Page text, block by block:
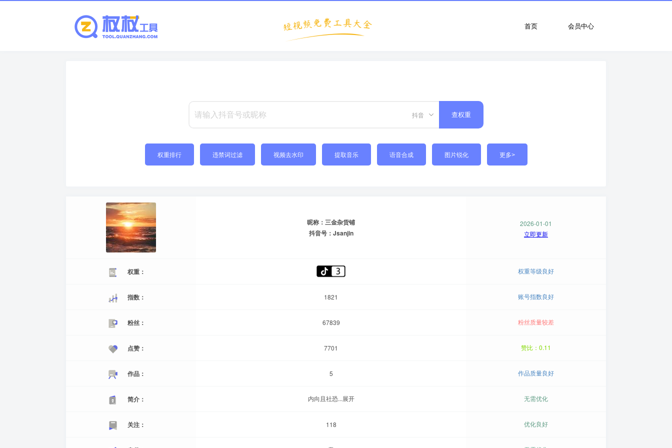
会员中心
首页
抖音 查权重
权重排行 违禁词过滤 视频去水印 提取音乐 语音合成 图片锐化 更多>
昵称：三金杂货铺
抖音号：Jsanjin
2026-01-01
立即更新
权重： 权重等级良好
指数： 1821 账号指数良好
粉丝： 67839 粉丝质量较差
点赞： 7701 赞比：0.11
作品： 5 作品质量良好
简介： 内向且社恐...展开 无需优化
关注： 118 优化良好